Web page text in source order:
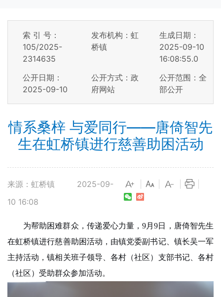
索 引 号：
105/2025-
2314635
发布机构：虹
桥镇
生成日期：
2025-09-10
16:08:55.0
公开日期：
2025-09-10
公开方式：政
府网站
公开范围：全
部公开
情系桑梓 与爱同行——唐倚智先
生在虹桥镇进行慈善助困活动
来源：虹桥镇
2025-09-
10 16:08
为帮助困难群众，传递爱心力量，9月9日，唐倚智先生
在虹桥镇进行慈善助困活动，由镇党委副书记、镇长吴一军
主持活动，镇相关班子领导、各村（社区）支部书记、各村
（社区）受助群众参加活动。